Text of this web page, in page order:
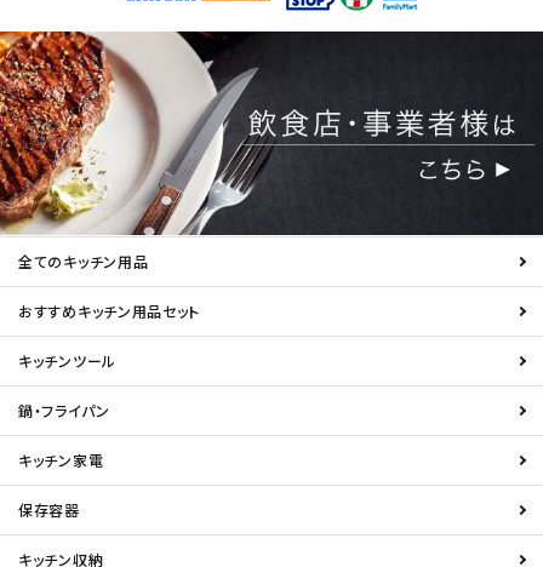
全てのキッチン用品
おすすめキッチン用品セット
キッチンツール
鍋・フライパン
キッチン家電
保存容器
キッチン収納